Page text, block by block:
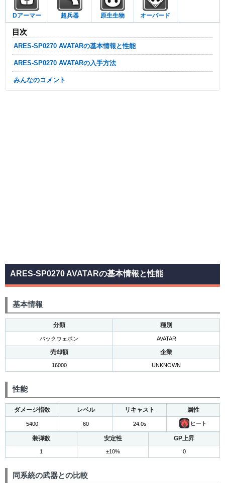
Dアーマー 超兵器 原生生物 オーバード
目次
ARES-SP0270 AVATARの基本情報と性能
ARES-SP0270 AVATARの入手方法
みんなのコメント
ARES-SP0270 AVATARの基本情報と性能
基本情報
分類 種別
バックウェポン AVATAR
売却額 企業
16000 UNKNOWN
性能
ダメージ指数 レベル リキャスト 属性
5400 60 24.0s ヒート
装弾数 安定性 GP上昇
1 ±10% 0
同系統の武器との比較